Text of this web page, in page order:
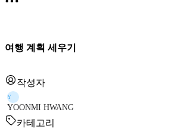
여행 계획 세우기
작성자
Y
YOONMI HWANG
카테고리